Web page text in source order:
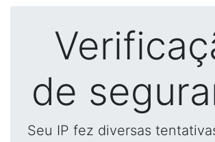
de
Seu IP fez diversas